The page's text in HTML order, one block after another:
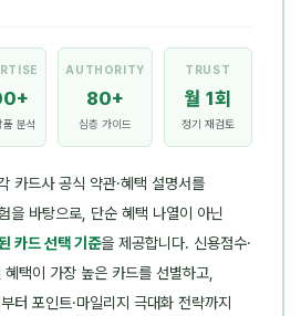
분석
AUTHORITY
80+
심층 가이드
TRUST
월 1회
정기 재검토
카드사 공식 약관·혜택 설명서를
을 바탕으로, 단순 혜택 나열이 아닌
카드 선택 기준을 제공합니다. 신용점수·
혜택이 가장 높은 카드를 선별하고,
터 포인트·마일리지 극대화 전략까지